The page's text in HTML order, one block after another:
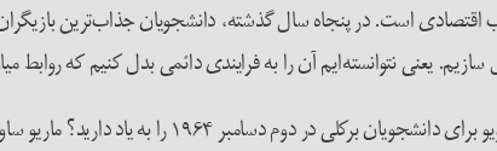
است. در پنجاه سال گذشته، دانشجویان جذاب‌ترین بازیگران
یعنی نتوانسته‌ایم آن را به فرایندی دائمی بدل کنیم که روابط
در دوم دسامبر ۱۹۶۴ را به یاد دارید؟ ماریو ساویو در آن زمان گفت: